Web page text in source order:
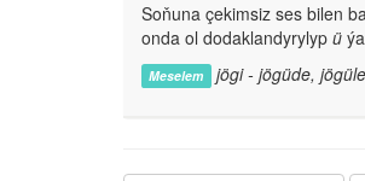
Soňuna çekimsiz ses bilen
onda ol dodaklandyrylyp ü
Meselem jögi - jögüde,